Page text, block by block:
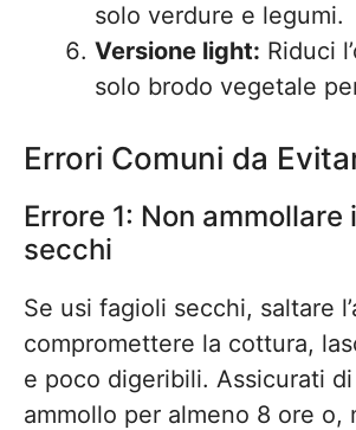
solo verdure e legumi.
Versione light: Riduci
solo brodo vegetale
Errori Comuni da
Errore 1: Non ammollare
secchi
Se usi fagioli secchi, saltare
compromettere la cottura,
e poco digeribili. Assicurati
ammollo per almeno 8 ore o,